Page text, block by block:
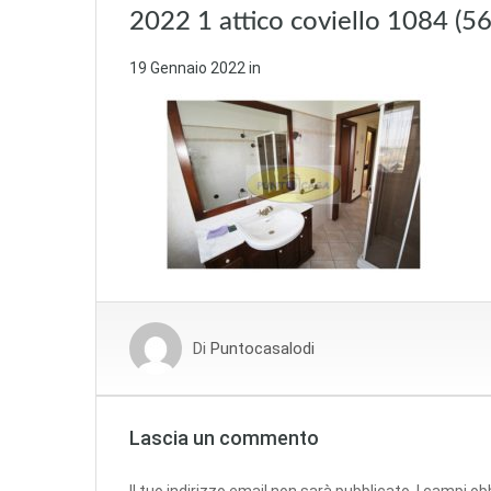
2022 1 attico coviello 1084
19 Gennaio 2022 in
Di Puntocasalodi
Lascia un commento